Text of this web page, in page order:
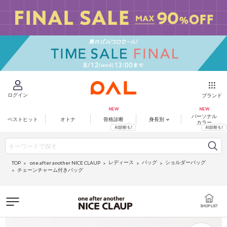
ログイン ブランド
ベストヒット オトナ 骨格診断 身長別
パーソナル
カラー
TOP one after another NICE CLAUP レディース バッグ
ショルダーバッグ
チェーンチャーム付きバッグ